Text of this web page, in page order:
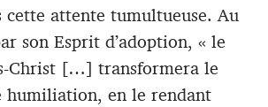
cette attente tumultueuse. Au
son Esprit d’adoption, « le
Christ […] transformera le
humiliation, en le rendant